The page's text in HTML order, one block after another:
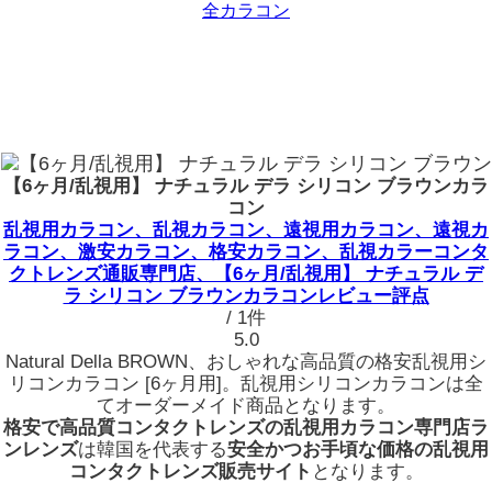
全カラコン
【6ヶ月/乱視用】 ナチュラル デラ シリコン ブラウンカラ
コン
乱視用カラコン、乱視カラコン、遠視用カラコン、遠視カ
ラコン、激安カラコン、格安カラコン、乱視カラーコンタ
クトレンズ通販専門店、【6ヶ月/乱視用】 ナチュラル デ
ラ シリコン ブラウンカラコンレビュー評点
/ 1件
5.0
Natural Della BROWN、おしゃれな高品質の格安乱視用シ
リコンカラコン [6ヶ月用]。乱視用シリコンカラコンは全
てオーダーメイド商品となります。
格安で高品質コンタクトレンズの乱視用カラコン専門店ラ
ンレンズは韓国を代表する安全かつお手頃な価格の乱視用
コンタクトレンズ販売サイト となります。